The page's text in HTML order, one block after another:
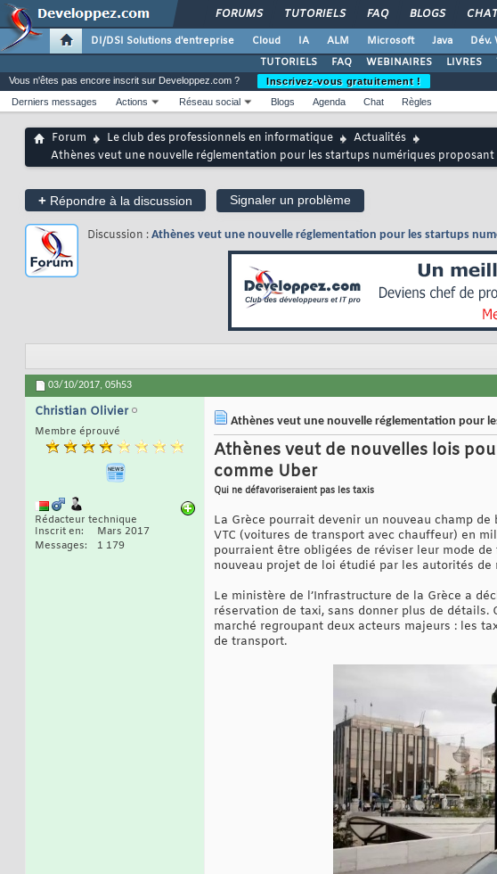
FORUMS TUTORIELS FAQ BLOGS
DI/DSI Solutions d'entreprise Cloud IA ALM Microsoft Java Dév.
TUTORIELS
FAQ WEBINAIRES LIVRES
Vous n'êtes pas encore inscrit sur Developpez.com ?
Inscrivez-vous gratuitement !
Derniers messages
Actions Réseau social Blogs Agenda Chat Règles
Forum Le club des professionnels en informatique
Actualités
Athènes veut une nouvelle réglementation pour les startups numériques proposant
+ Répondre à la discussion Signaler un problème
Discussion : Athènes veut une nouvelle réglementation pour les startups
03/10/2017, 05h53
Christian Olivier
Membre éprouvé
Rédacteur technique
Inscrit en
Mars 2017
Messages
1 179
Athènes veut une nouvelle réglementation pour
Athènes veut de nouvelles lois
comme Uber
Qui ne défavoriseraient pas les taxis
La Grèce pourrait devenir un nouveau champ
VTC (voitures de transport avec chauffeur) en
pourraient être obligées de réviser leur mode
nouveau projet de loi étudié par les autorités
Le ministère de l’Infrastructure de la Grèce a
réservation de taxi, sans donner plus de détails.
marché regroupant deux acteurs majeurs : les
de transport.